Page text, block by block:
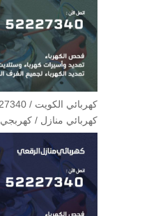
كهربائي منازل / كهربجي